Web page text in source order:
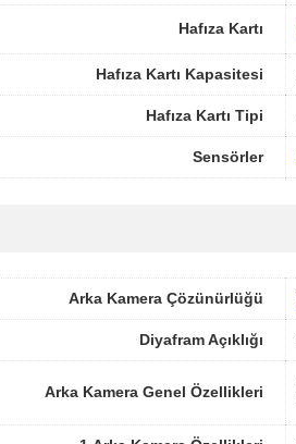
Hafıza Kartı
Hafıza Kartı Kapasitesi
Hafıza Kartı Tipi
Sensörler
Arka Kamera Çözünürlüğü
Diyafram Açıklığı
Arka Kamera Genel Özellikleri